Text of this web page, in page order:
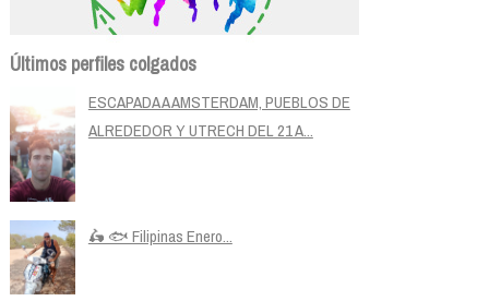
Últimos perfiles colgados
ESCAPADA A AMSTERDAM, PUEBLOS DE
ALREDEDOR Y UTRECH DEL 21 A...
🛵 🐟 Filipinas Enero...